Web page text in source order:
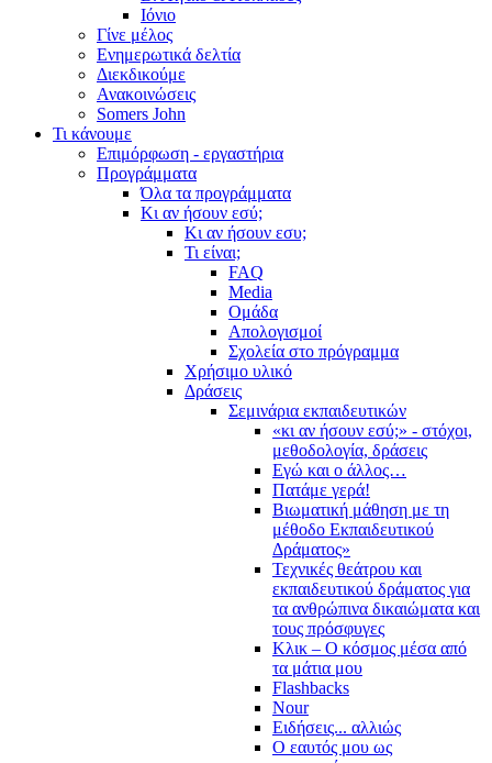
Ιόνιο
Γίνε μέλος
Ενημερωτικά δελτία
Διεκδικούμε
Ανακοινώσεις
Somers John
Τι κάνουμε
Επιμόρφωση - εργαστήρια
Προγράμματα
Όλα τα προγράμματα
Κι αν ήσουν εσύ;
Κι αν ήσουν εσυ;
Τι είναι;
FAQ
Media
Ομάδα
Απολογισμοί
Σχολεία στο πρόγραμμα
Χρήσιμο υλικό
Δράσεις
Σεμινάρια εκπαιδευτικών
«κι αν ήσουν εσύ;» - στόχοι,
μεθοδολογία, δράσεις
Εγώ και ο άλλος…
Πατάμε γερά!
Βιωματική μάθηση με τη
μέθοδο Εκπαιδευτικού
Δράματος»
Τεχνικές θεάτρου και
εκπαιδευτικού δράματος για
τα ανθρώπινα δικαιώματα και
τους πρόσφυγες
Κλικ – Ο κόσμος μέσα από
τα μάτια μου
Flashbacks
Nour
Ειδήσεις... αλλιώς
Ο εαυτός μου ως